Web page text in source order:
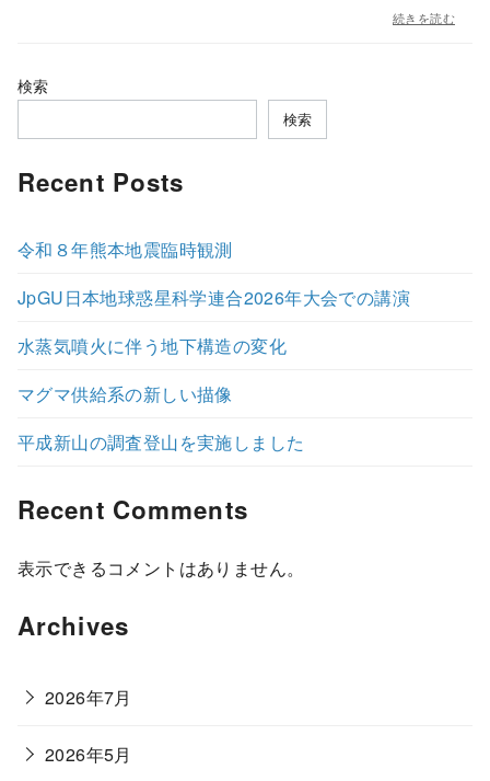
続きを読む
検索
検索
Recent Posts
令和８年熊本地震臨時観測
JpGU日本地球惑星科学連合2026年大会での講演
水蒸気噴火に伴う地下構造の変化
マグマ供給系の新しい描像
平成新山の調査登山を実施しました
Recent Comments
表示できるコメントはありません。
Archives
2026年7月
2026年5月